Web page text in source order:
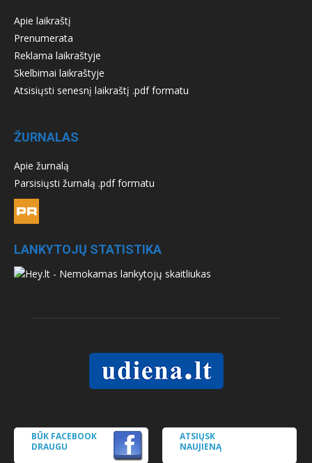
Apie laikraštį
Prenumerata
Reklama laikraštyje
Skelbimai laikraštyje
Atsisiųsti senesnį laikraštį .pdf formatu
ŽURNALAS
Apie žurnalą
Parsisiųsti žurnalą .pdf formatu
LANKYTOJŲ STATISTIKA
BŪK FACEBOOK
DRAUGU
ATSIŲSK
NAUJIENĄ